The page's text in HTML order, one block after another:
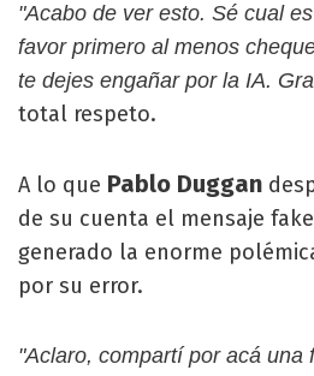
"Acabo de ver esto. Sé cual
favor primero al menos
te dejes engañar por la IA.
total respeto.
A lo que Pablo Duggan
de su cuenta el mensaje
generado la enorme
por su error.
"Aclaro, compartí por acá una